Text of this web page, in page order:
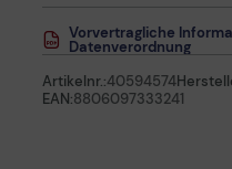
Vorvertragliche
Datenverordnung
Artikelnr.:40594574
EAN:8806097333241